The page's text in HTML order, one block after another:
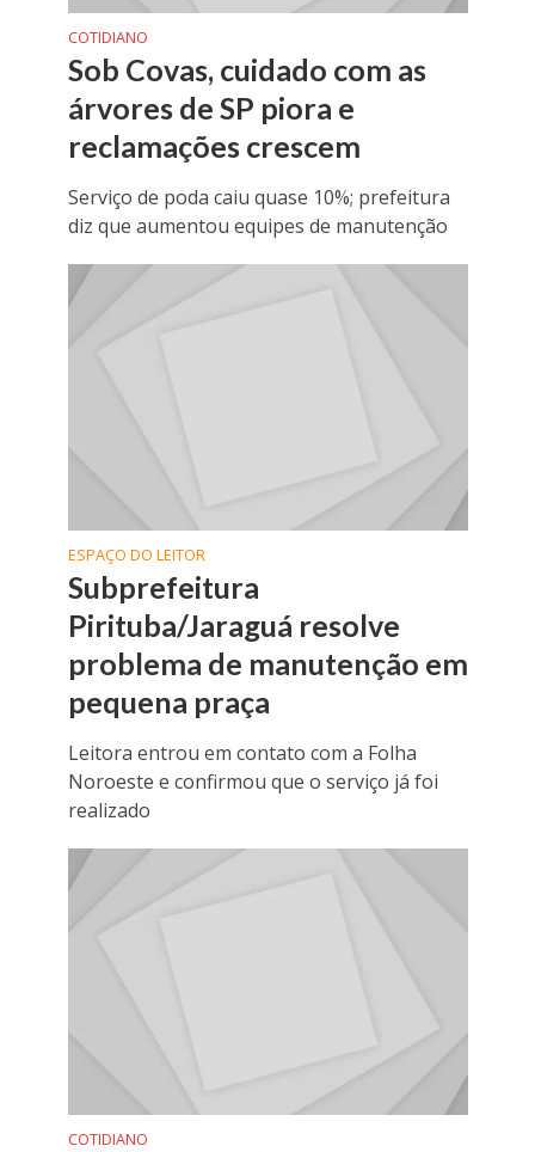
COTIDIANO
Sob Covas, cuidado com as
árvores de SP piora e
reclamações crescem
Serviço de poda caiu quase 10%; prefeitura
diz que aumentou equipes de manutenção
ESPAÇO DO LEITOR
Subprefeitura
Pirituba/Jaraguá resolve
problema de manutenção em
pequena praça
Leitora entrou em contato com a Folha
Noroeste e confirmou que o serviço já foi
realizado
COTIDIANO